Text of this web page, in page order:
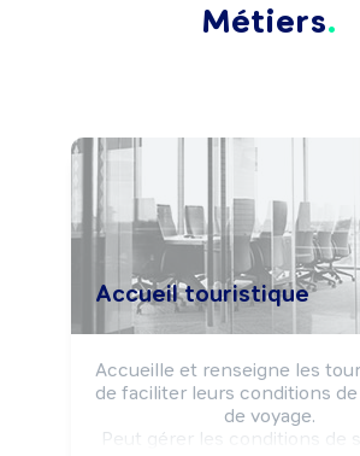
Métiers
Accueil touristique
Accueille et renseigne les
de faciliter leurs conditions
de voyage.
Peut gérer les conditions de